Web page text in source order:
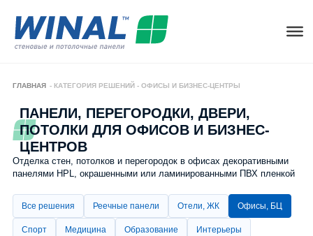
ГЛАВНАЯ - КАТЕГОРИЯ РЕШЕНИЙ- ОФИСЫ И БИЗНЕС-ЦЕНТРЫ
ПАНЕЛИ, ПЕРЕГОРОДКИ, ДВЕРИ,
ПОТОЛКИ ДЛЯ ОФИСОВ И БИЗНЕС-
ЦЕНТРОВ
Отделка стен, потолков и перегородок в офисах декоративными
панелями HPL, окрашенными или ламинированными ПВХ пленкой
Все решения Реечные панели Отели, ЖК Офисы, БЦ
Спорт Медицина Образование Интерьеры